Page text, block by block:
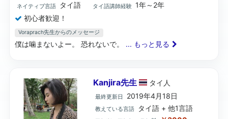
ネイティブ言語 タイ語 タイ語講師経験 1年～2年
初心者歓迎！
Voraprach先生からのメッセージ
僕は噛まないよー。 恐れないで。 ... もっと見る
Kanjira先生 タイ 人
最終更新日 2019年4月18日
教えている言語 タイ語 + 他1言語